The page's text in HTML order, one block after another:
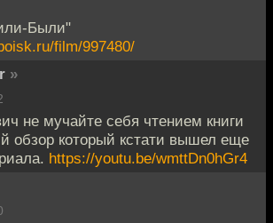
Были"
film/997480/
»
не мучайте себя чтением книги
обзор который кстати вышел еще
https://youtu.be/wmttDn0hGr4